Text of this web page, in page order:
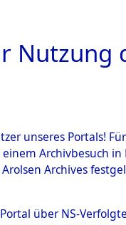
Nutzung
unseres Portals!
Archivbesuch
Archives
über NS-